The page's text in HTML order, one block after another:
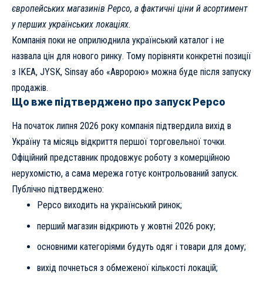
європейських магазинів Pepco, а фактичні ціни й асортимент
у перших українських локаціях.
Компанія поки не оприлюднила український каталог і не
назвала цін для нового ринку. Тому порівняти конкретні позиції
з IKEA, JYSK, Sinsay або «Авророю» можна буде після запуску
продажів.
Що вже підтверджено про запуск Pepco
На початок липня 2026 року компанія підтвердила вихід в
Україну та місяць відкриття першої торговельної точки.
Офіційний представник продовжує роботу з комерційною
нерухомістю, а сама мережа готує контрольований запуск.
Публічно підтверджено:
Pepco виходить на український ринок;
перший магазин відкриють у жовтні 2026 року;
основними категоріями будуть одяг і товари для дому;
вихід почнеться з обмеженої кількості локацій;